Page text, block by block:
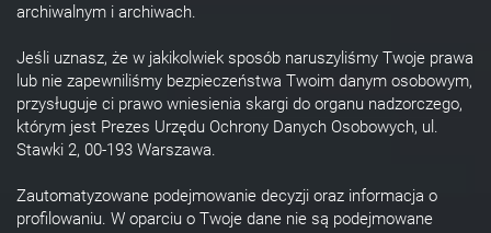
archiwalnym i archiwach.
Jeśli uznasz, że w jakikolwiek sposób naruszyliśmy Twoje prawa
lub nie zapewniliśmy bezpieczeństwa Twoim danym osobowym,
przysługuje ci prawo wniesienia skargi do organu nadzorczego,
którym jest Prezes Urzędu Ochrony Danych Osobowych, ul.
Stawki 2, 00-193 Warszawa.
Zautomatyzowane podejmowanie decyzji oraz informacja o
profilowaniu. W oparciu o Twoje dane nie są podejmowane